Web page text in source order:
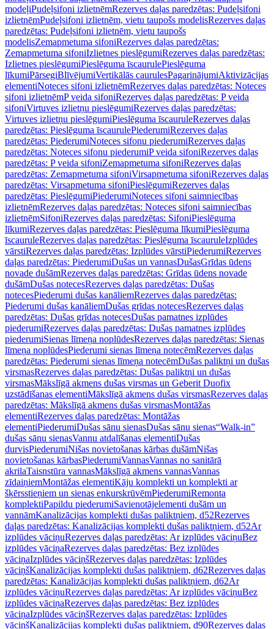
modeļiPudeļsifoni izlietnēmRezerves daļas paredzētas: Pudeļsifoni
izlietnēmPudeļsifoni izlietnēm, vietu taupošs modelisRezerves daļas
paredzētas: Pudeļsifoni izlietnēm, vietu taupošs
modelisZemapmetuma sifoniRezerves daļas paredzētas:
Zemapmetuma sifoniIzlietnes pieslēgumiRezerves daļas paredzētas:
Izlietnes pieslēgumiPieslēguma īscaurulePieslēguma
līkumiPārsegiBlīvējumiVertikālās caurulesPagarinājumiAktivizācijas
elementiNoteces sifoni izlietnēmRezerves daļas paredzētas: Noteces
sifoni izlietnēmP veida sifoniRezerves daļas paredzētas: P veida
sifoniVirtuves izlietņu pieslēgumiRezerves daļas paredzētas:
Virtuves izlietņu pieslēgumiPieslēguma īscauruleRezerves daļas
paredzētas: Pieslēguma īscaurulePiederumiRezerves daļas
paredzētas: PiederumiNoteces sifonu piederumiRezerves daļas
paredzētas: Noteces sifonu piederumiP veida sifoniRezerves daļas
paredzētas: P veida sifoniZemapmetuma sifoniRezerves daļas
paredzētas: Zemapmetuma sifoniVirsapmetuma sifoniRezerves daļas
paredzētas: Virsapmetuma sifoniPieslēgumiRezerves daļas
paredzētas: PieslēgumiPiederumiNoteces sifoni saimniecības
izlietnēmRezerves daļas paredzētas: Noteces sifoni saimniecības
izlietnēmSifoniRezerves daļas paredzētas: SifoniPieslēguma
līkumiRezerves daļas paredzētas: Pieslēguma līkumiPieslēguma
īscauruleRezerves daļas paredzētas: Pieslēguma īscauruleIzplūdes
vārstiRezerves daļas paredzētas: Izplūdes vārstiPiederumiRezerves
daļas paredzētas: PiederumiDušas un vannasDušasGrīdas ūdens
novade dušāmRezerves daļas paredzētas: Grīdas ūdens novade
dušāmDušas notecesRezerves daļas paredzētas: Dušas
notecesPiederumi dušas kanāliemRezerves daļas paredzētas:
Piederumi dušas kanāliemDušas grīdas notecesRezerves daļas
paredzētas: Dušas grīdas notecesDušas pamatnes izplūdes
piederumiRezerves daļas paredzētas: Dušas pamatnes izplūdes
piederumiSienas līmeņa noplūdesRezerves daļas paredzētas: Sienas
līmeņa noplūdesPiederumi sienas līmeņa notecēmRezerves daļas
paredzētas: Piederumi sienas līmeņa notecēmDušas paliktņi un dušas
virsmasRezerves daļas paredzētas: Dušas paliktņi un dušas
virsmasMākslīgā akmens dušas virsmas un Geberit Duofix
uzstādīšanas elementiMākslīgā akmens dušas virsmasRezerves daļas
paredzētas: Mākslīgā akmens dušas virsmasMontāžas
elementiRezerves daļas paredzētas: Montāžas
elementiPiederumiDušas sānu sienasDušas sānu sienas“Walk-in”
dušas sānu sienasVannu atdalīšanas elementiDušas
durvisPiederumiNišas novietošanas kārbas dušāmNišas
novietošanas kārbasPiederumiVannasVannas no sanitārā
akrilaTaisnstūra vannasMākslīgā akmens vannasVannas
zīdaiņiemMontāžas elementiKāju komplekti un komplekti ar
šķērsstieņiem un sienas enkurskrūvēmPiederumiRemonta
komplektiPapildu piederumiSavienotājelementi dušām un
vannāmKanalizācijas komplekti dušas paliktņiem, d52Rezerves
daļas paredzētas: Kanalizācijas komplekti dušas paliktņiem, d52Ar
izplūdes vāciņuRezerves daļas paredzētas: Ar izplūdes vāciņuBez
izplūdes vāciņaRezerves daļas paredzētas: Bez izplūdes
vāciņaIzplūdes vāciņšRezerves daļas paredzētas: Izplūdes
vāciņšKanalizācijas komplekti dušas paliktņiem, d62Rezerves daļas
paredzētas: Kanalizācijas komplekti dušas paliktņiem, d62Ar
izplūdes vāciņuRezerves daļas paredzētas: Ar izplūdes vāciņuBez
izplūdes vāciņaRezerves daļas paredzētas: Bez izplūdes
vāciņaIzplūdes vāciņšRezerves daļas paredzētas: Izplūdes
vāciņšKanalizācijas komplekti dušas paliktņiem, d90Rezerves daļas